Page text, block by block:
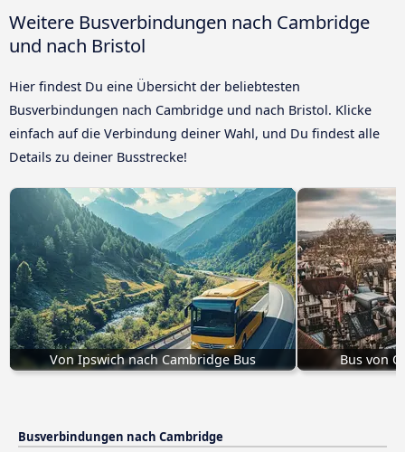
Weitere Busverbindungen nach Cambridge
und nach Bristol
Hier findest Du eine Übersicht der beliebtesten
Busverbindungen nach Cambridge und nach Bristol. Klicke
einfach auf die Verbindung deiner Wahl, und Du findest alle
Details zu deiner Busstrecke!
Von Ipswich nach Cambridge Bus Bus von
Busverbindungen nach Cambridge